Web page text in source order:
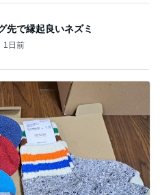
先で縁起良いネズミ
1日前